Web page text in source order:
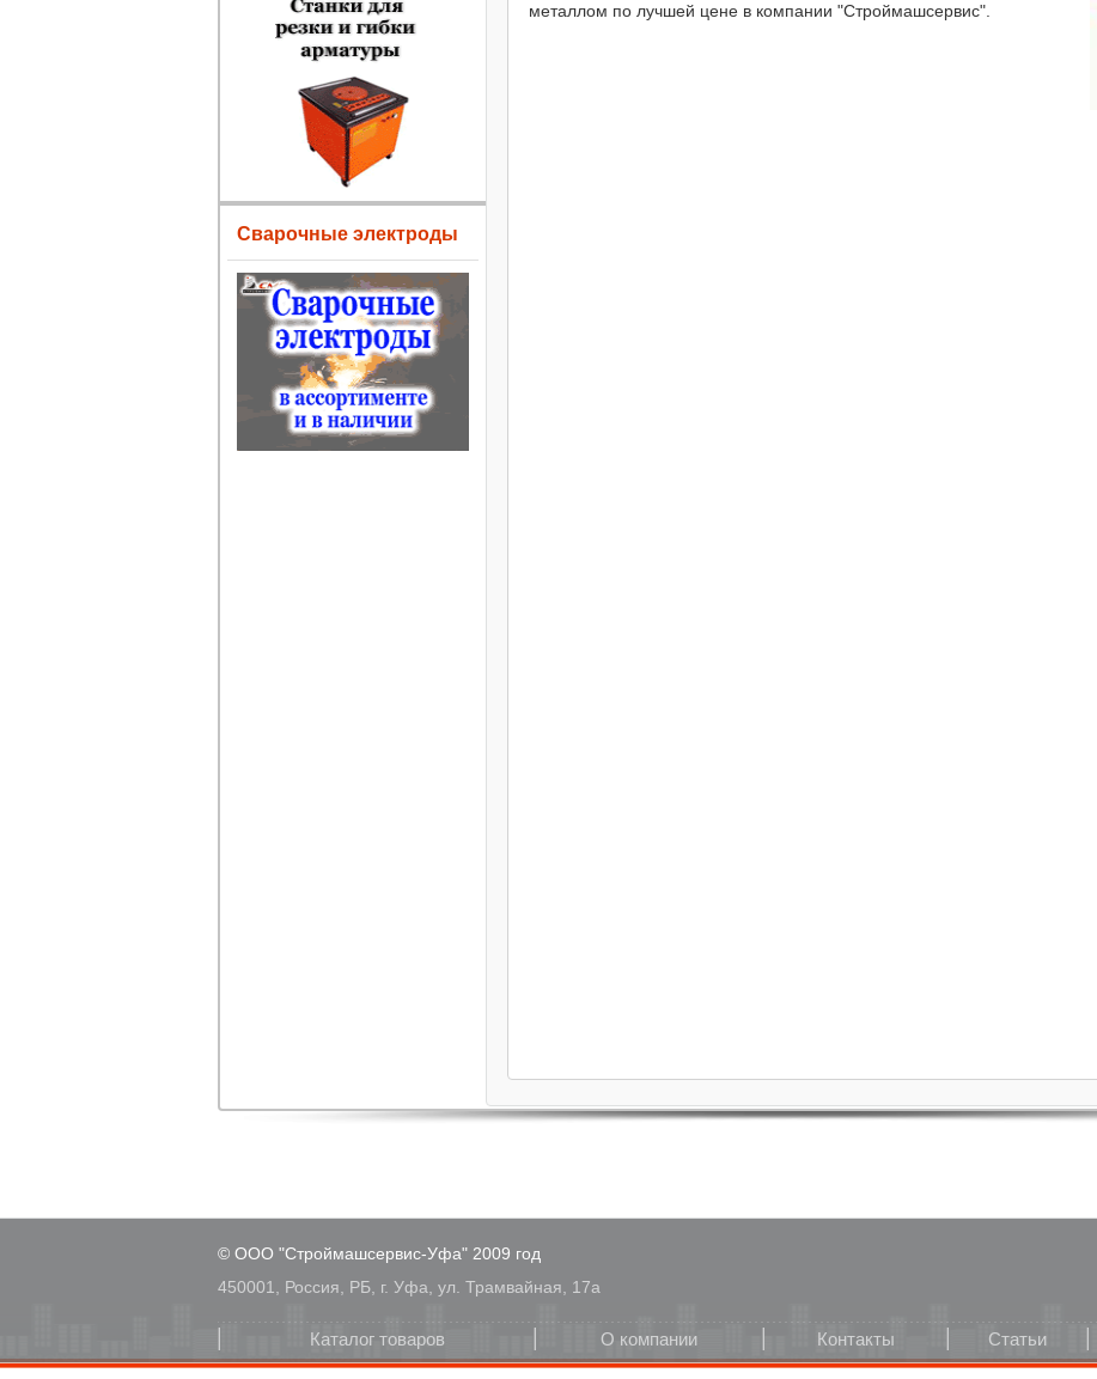
Сварочные электроды
металлом по лучшей цене в компании "Строймашсервис".
© ООО "Строймашсервис-Уфа" 2009 год
450001, Россия, РБ, г. Уфа, ул. Трамвайная, 17а
Каталог товаров О компании Контакты Статьи